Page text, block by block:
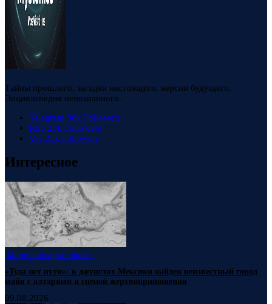
Тайны прошлого, загадки настоящего, версии будущего.
Энциклопедия непознанного.
Telegram 88k Followers
RSS 23k Followers
VK 23k Followers
Интересное
Запретная археология
«Туда нет пути»: в джунглях Мексики найден неизвестный город
майя с алтарями и сценой жертвоприношения
09.08.2026